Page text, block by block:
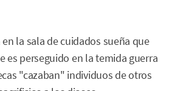
la sala de cuidados sueña que
es perseguido en la temida guerra
"cazaban" individuos de otros